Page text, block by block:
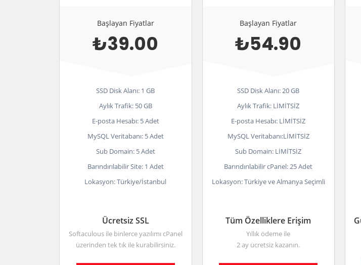
Başlayan Fiyatlar
₺39.00
SSD Disk Alanı: 1 GB
Aylık Trafik: 50 GB
E-posta Hesabı: 5 Adet
MySQL Veritabanı: 5 Adet
Sub Domain: 5 Adet
Barındırılabilir Site: 1 Adet
Lokasyon: Türkiye/İstanbul
Ücretsiz SSL
Softaculous ile binlerce yazılımı cPanel
üzerinden tek tık ile kurabilirsiniz.
Başlayan Fiyatlar
₺54.90
SSD Disk Alanı: 20 GB
Aylık Trafik: LİMİTSİZ
E-posta Hesabı: LİMİTSİZ
MySQL Veritabanı:LİMİTSİZ
Sub Domain: LİMİTSİZ
Barındırılabilir cPanel: 25 Adet
Lokasyon: Türkiye ve Almanya Seçimli
Tüm Özelliklere Erişim
Yıllık ödeme ile
2 ay ücretsiz kazanın.